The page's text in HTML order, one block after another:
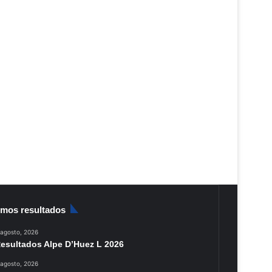
resultados
2026
Alpe D’Huez L 2026
2026